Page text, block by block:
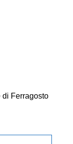
di Ferragosto